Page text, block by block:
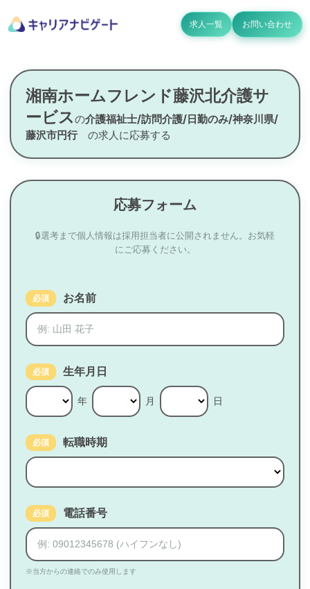
求人一覧 お問い合わせ
湘南ホームフレンド藤沢北介護サ
ービスの介護福祉士/訪問介護/日勤のみ/神奈川県/
藤沢市円行の求人に応募する
応募フォーム
🔒選考まで個人情報は採用担当者に公開されません。お気軽
にご応募ください。
必須 お名前
必須 生年月日
年 月 日
必須 転職時期
必須 電話番号
※当方からの連絡でのみ使用します